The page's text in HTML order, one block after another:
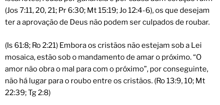
(Jos 7:11, 20, 21; Pr 6:30; Mt 15:19; Jo 12:4-6), os que desejam
ter a aprovação de Deus não podem ser culpados de roubar.
(Is 61:8; Ro 2:21) Embora os cristãos não estejam sob a Lei
mosaica, estão sob o mandamento de amar o próximo. “O
amor não obra o mal para com o próximo”, por conseguinte,
não há lugar para o roubo entre os cristãos. (Ro 13:9, 10; Mt
22:39; Tg 2:8)